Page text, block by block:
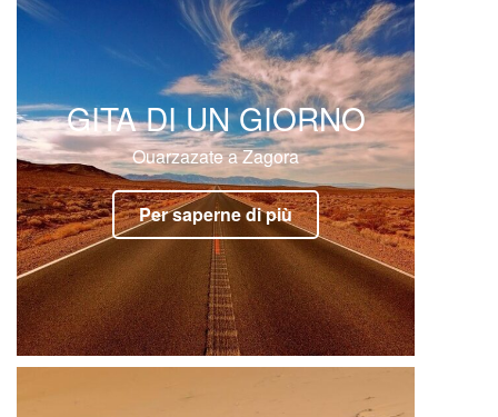
GITA DI UN GIORNO
Ouarzazate a Zagora
Per saperne di più